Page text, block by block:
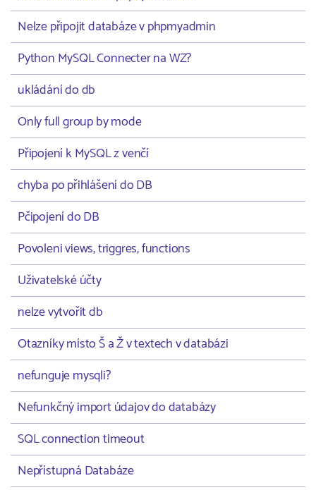
Nelze připojit databáze v phpmyadmin
Python MySQL Connecter na WZ?
ukládání do db
Only full group by mode
Připojení k MySQL z venčí
chyba po přihlášení do DB
Pčipojení do DB
Povoleni views, triggres, functions
Uživatelské účty
nelze vytvořit db
Otazníky místo Š a Ž v textech v databázi
nefunguje mysqli?
Nefunkčný import údajov do databázy
SQL connection timeout
Nepřístupná Databáze